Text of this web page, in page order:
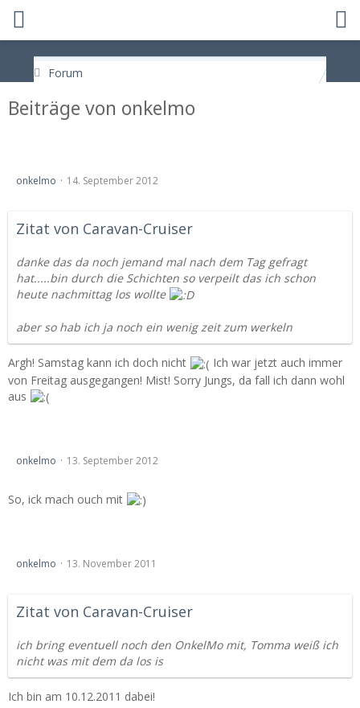
Forum
Beiträge von onkelmo
onkelmo 14. September 2012
Zitat von Caravan-Cruiser
danke das da noch jemand mal nach dem Tag gefragt
hat.....bin durch die Schichten so verpeilt das ich schon
heute nachmittag los wollte
aber so hab ich ja noch ein wenig zeit zum werkeln
Argh! Samstag kann ich doch nicht
Ich war jetzt auch immer
von Freitag ausgegangen! Mist! Sorry Jungs, da fall ich dann wohl
aus
onkelmo 13. September 2012
So, ick mach ouch mit
onkelmo 13. November 2011
Zitat von Caravan-Cruiser
ich bring eventuell noch den OnkelMo mit, Tomma weiß ich
nicht was mit dem da los is
Ich bin am 10.12.2011 dabei!